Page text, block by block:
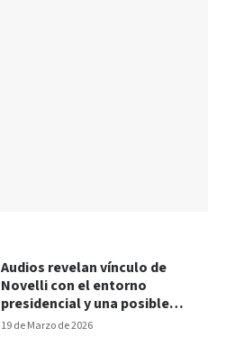
19 de Marzo de 2026
Audios revelan vínculo de
Novelli con el entorno
presidencial y una posible
“unidad de negocios”